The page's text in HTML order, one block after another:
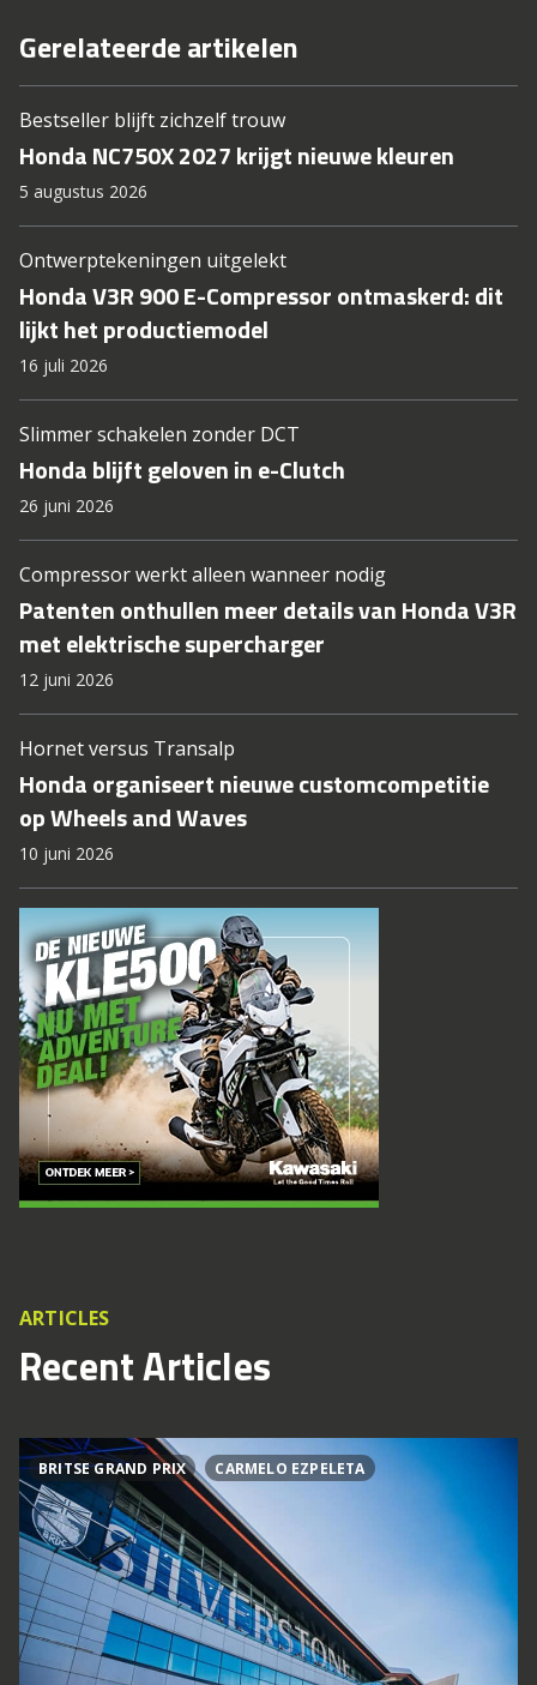
Gerelateerde artikelen
Bestseller blijft zichzelf trouw
Honda NC750X 2027 krijgt nieuwe kleuren
5 augustus 2026
Ontwerptekeningen uitgelekt
Honda V3R 900 E-Compressor ontmaskerd: dit
lijkt het productiemodel
16 juli 2026
Slimmer schakelen zonder DCT
Honda blijft geloven in e-Clutch
26 juni 2026
Compressor werkt alleen wanneer nodig
Patenten onthullen meer details van Honda V3R
met elektrische supercharger
12 juni 2026
Hornet versus Transalp
Honda organiseert nieuwe customcompetitie
op Wheels and Waves
10 juni 2026
ARTICLES
Recent Articles
BRITSE GRAND PRIX CARMELO EZPELETA